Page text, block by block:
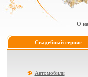
О
Свадебный сервис
Автомобили